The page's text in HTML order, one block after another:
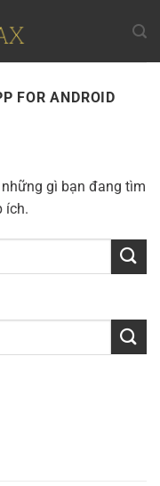
FOR ANDROID
gì bạn đang tìm
ích.